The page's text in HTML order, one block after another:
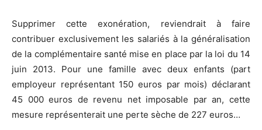
Supprimer cette exonération, reviendrait à faire
contribuer exclusivement les salariés à la généralisation
de la complémentaire santé mise en place par la loi du 14
juin 2013. Pour une famille avec deux enfants (part
employeur représentant 150 euros par mois) déclarant
45 000 euros de revenu net imposable par an, cette
mesure représenterait une perte sèche de 227 euros…